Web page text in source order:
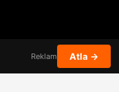
Reklam Atla →